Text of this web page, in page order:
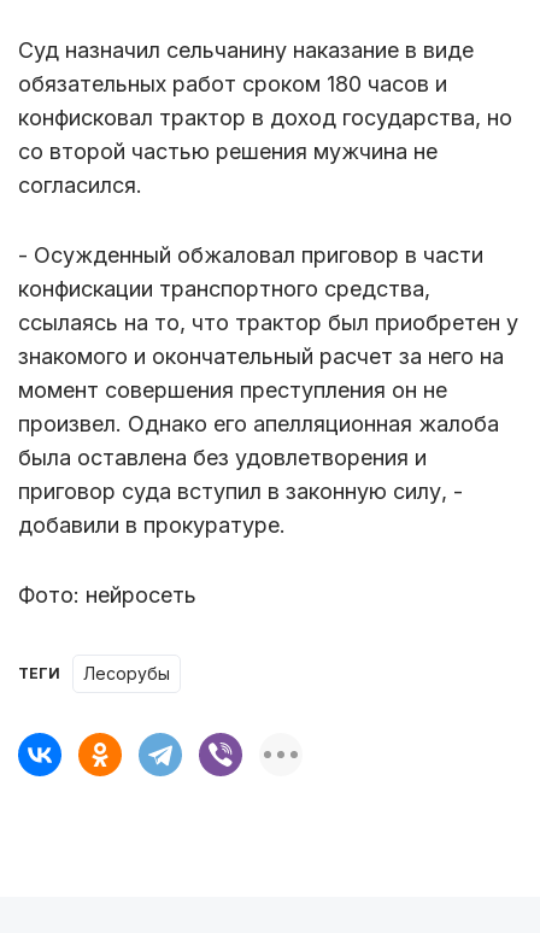
Суд назначил сельчанину наказание в виде
обязательных работ сроком 180 часов и
конфисковал трактор в доход государства, но
со второй частью решения мужчина не
согласился.
- Осужденный обжаловал приговор в части
конфискации транспортного средства,
ссылаясь на то, что трактор был приобретен у
знакомого и окончательный расчет за него на
момент совершения преступления он не
произвел. Однако его апелляционная жалоба
была оставлена без удовлетворения и
приговор суда вступил в законную силу, -
добавили в прокуратуре.
Фото: нейросеть
ТЕГИ лесорубы